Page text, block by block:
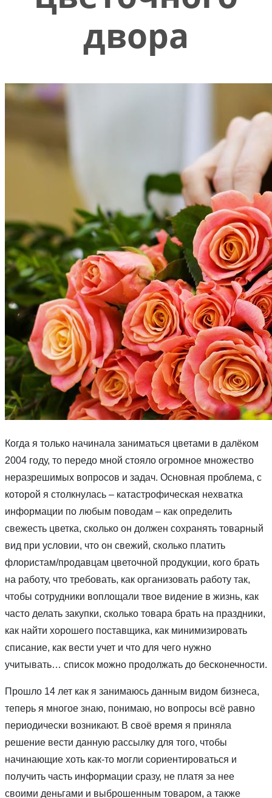
двора
Когда я только начинала заниматься цветами в далёком
2004 году, то передо мной стояло огромное множество
неразрешимых вопросов и задач. Основная проблема, с
которой я столкнулась – катастрофическая нехватка
информации по любым поводам – как определить
свежесть цветка, сколько он должен сохранять товарный
вид при условии, что он свежий, сколько платить
флористам/продавцам цветочной продукции, кого брать
на работу, что требовать, как организовать работу так,
чтобы сотрудники воплощали твое видение в жизнь, как
часто делать закупки, сколько товара брать на праздники,
как найти хорошего поставщика, как минимизировать
списание, как вести учет и что для чего нужно
учитывать… список можно продолжать до бесконечности.
Прошло 14 лет как я занимаюсь данным видом бизнеса,
теперь я многое знаю, понимаю, но вопросы всё равно
периодически возникают. В своё время я приняла
решение вести данную рассылку для того, чтобы
начинающие хоть как-то могли сориентироваться и
получить часть информации сразу, не платя за нее
своими деньгами и выброшенным товаром, а также